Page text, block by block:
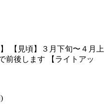
【見頃】３月下旬〜４月上
後します 【ライトアッ